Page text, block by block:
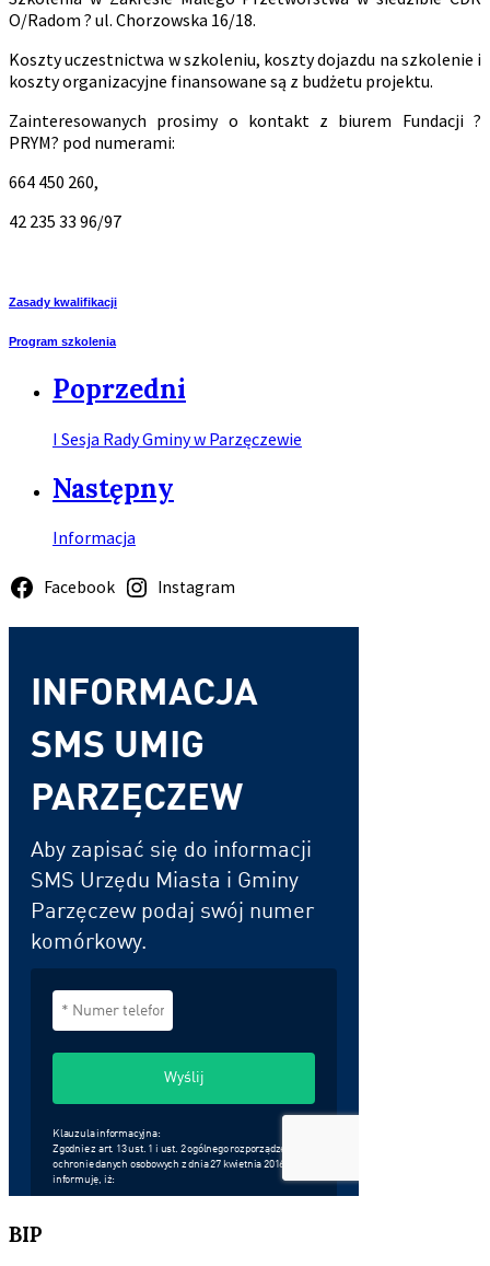
O/Radom ? ul. Chorzowska 16/18.
Koszty uczestnictwa w szkoleniu, koszty dojazdu na szkolenie i
koszty organizacyjne finansowane są z budżetu projektu.
Zainteresowanych prosimy o kontakt z biurem Fundacji ?
PRYM? pod numerami:
664 450 260,
42 235 33 96/97
Zasady kwalifikacji
Program szkolenia
Poprzedni
I Sesja Rady Gminy w Parzęczewie
Następny
Informacja
Facebook Instagram
BIP